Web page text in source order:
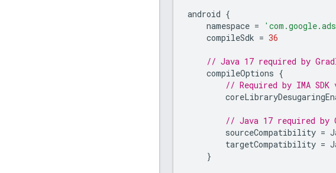
android {
namespace =
compileSdk = 36
// Java 17 required by
compileOptions {
// Required by IMA SDK
// Java 17 required by
sourceCompatibility =
targetCompatibility =
}